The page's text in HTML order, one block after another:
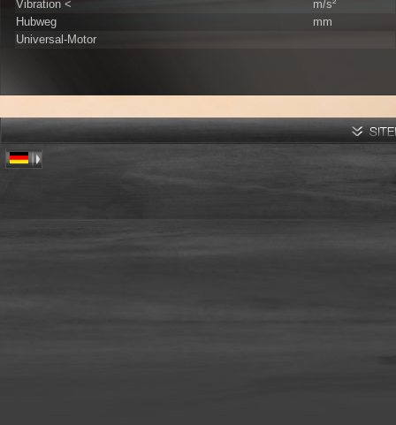
Vibration <
m/s²
Hubweg
mm
Universal-Motor